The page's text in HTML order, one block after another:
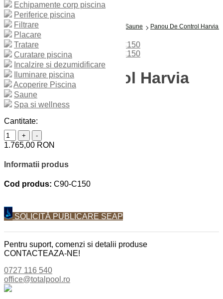
Echipamente corp piscina
Periferice piscina
Filtrare
Placare
Tratare
Curatare piscina
Incalzire si dezumidificare
Iluminare piscina
Acoperire Piscina
Saune
Spa si wellness
Logare
Cont nou
Prima Pagină Panouri Comanda Saune Panou De Control Harvia
Panou de control Harvia
C90 - C150
Cantitate:
+ -
1.765,00 RON
Informatii produs
Cod produs: C90-C150
SOLICITĂ PUBLICARE SEAP
Pentru suport, comenzi si detalii produse
CONTACTEAZA-NE!
0727 116 540
office@totalpool.ro